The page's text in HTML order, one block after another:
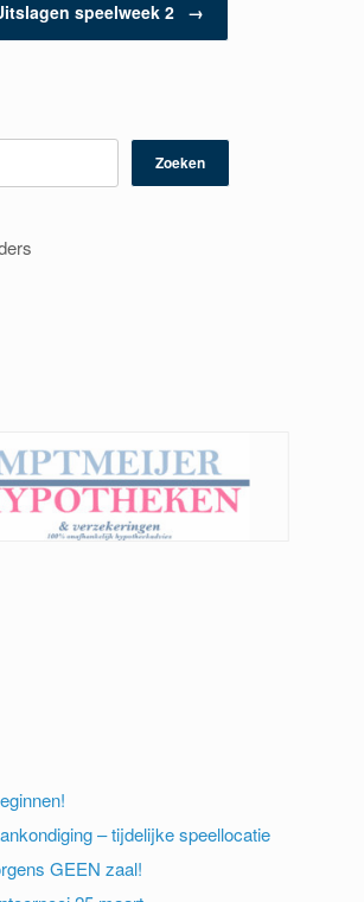
speelweek 2 →
Zoeken
– tijdelijke speellocatie
GEEN zaal!